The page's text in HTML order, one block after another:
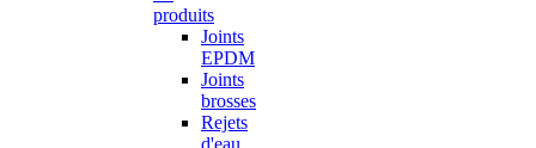
produits
Joints
EPDM
Joints
brosses
Rejets
d'eau